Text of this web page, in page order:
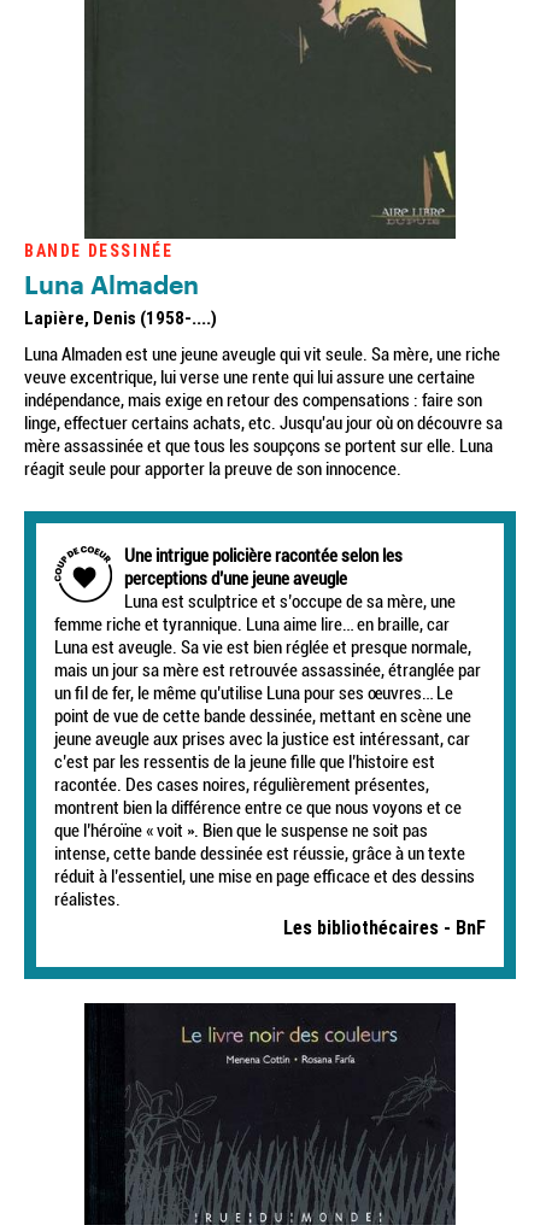
BANDE DESSINÉE
Luna Almaden
Lapière, Denis (1958-....)
Luna Almaden est une jeune aveugle qui vit seule. Sa mère, une riche
veuve excentrique, lui verse une rente qui lui assure une certaine
indépendance, mais exige en retour des compensations : faire son
linge, effectuer certains achats, etc. Jusqu'au jour où on découvre sa
mère assassinée et que tous les soupçons se portent sur elle. Luna
réagit seule pour apporter la preuve de son innocence.
Une intrigue policière racontée selon les
perceptions d’une jeune aveugle
Luna est sculptrice et s’occupe de sa mère, une
femme riche et tyrannique. Luna aime lire… en braille, car
Luna est aveugle. Sa vie est bien réglée et presque normale,
mais un jour sa mère est retrouvée assassinée, étranglée par
un fil de fer, le même qu’utilise Luna pour ses œuvres… Le
point de vue de cette bande dessinée, mettant en scène une
jeune aveugle aux prises avec la justice est intéressant, car
c’est par les ressentis de la jeune fille que l’histoire est
racontée. Des cases noires, régulièrement présentes,
montrent bien la différence entre ce que nous voyons et ce
que l’héroïne « voit ». Bien que le suspense ne soit pas
intense, cette bande dessinée est réussie, grâce à un texte
réduit à l’essentiel, une mise en page efficace et des dessins
réalistes.
Les bibliothécaires - BnF